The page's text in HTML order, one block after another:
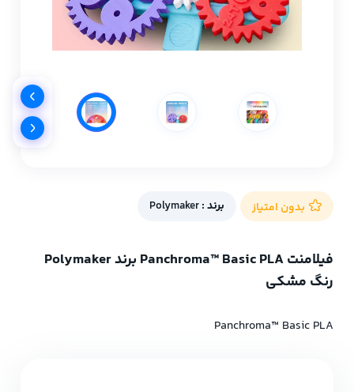
بدون امتیاز برند :Polymaker
فیلامنت Panchroma™ Basic PLA برند Polymaker
رنگ مشکی
Panchroma™ Basic PLA